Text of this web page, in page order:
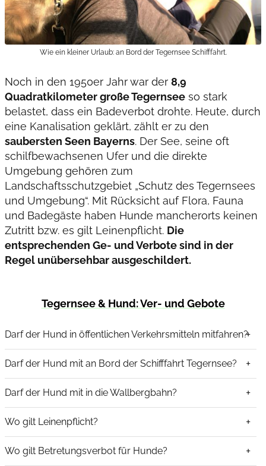
Wie ein kleiner Urlaub: an Bord der Tegernsee Schifffahrt.
Noch in den 1950er Jahr war der 8,9
Quadratkilometer große Tegernsee so stark
belastet, dass ein Badeverbot drohte. Heute, durch
eine Kanalisation geklärt, zählt er zu den
saubersten Seen Bayerns. Der See, seine oft
schilfbewachsenen Ufer und die direkte
Umgebung gehören zum
Landschaftsschutzgebiet „Schutz des Tegernsees
und Umgebung“. Mit Rücksicht auf Flora, Fauna
und Badegäste haben Hunde mancherorts keinen
Zutritt bzw. es gilt Leinenpflicht. Die
entsprechenden Ge- und Verbote sind in der
Regel unübersehbar ausgeschildert.
Tegernsee & Hund: Ver- und Gebote
Darf der Hund in öffentlichen Verkehrsmitteln mitfahren?
Darf der Hund mit an Bord der Schifffahrt Tegernsee?
Darf der Hund mit in die Wallbergbahn?
Wo gilt Leinenpflicht?
Wo gilt Betretungsverbot für Hunde?